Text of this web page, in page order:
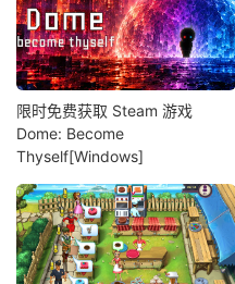
限时免费获取 Steam 游戏
Dome: Become
Thyself[Windows]